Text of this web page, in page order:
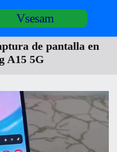
Vsesam
de pantalla en
A15 5G